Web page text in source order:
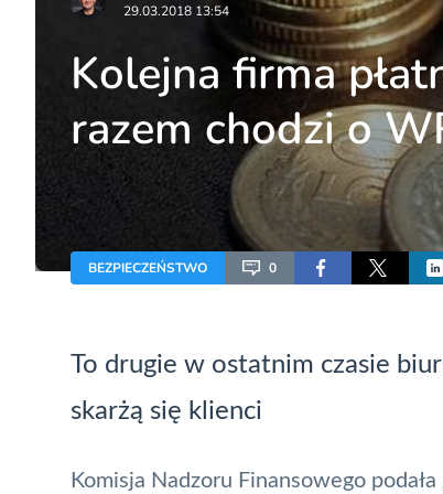
29.03.2018 13:54
Kolejna firma
razem chodzi o
BEZPIECZEŃSTWO 0
To drugie w ostatnim czasie
skarżą się klienci
Komisja Nadzoru Finansowego